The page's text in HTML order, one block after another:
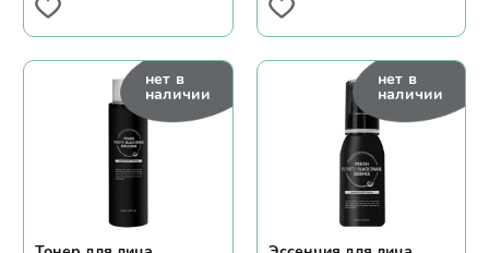
нет в
наличии
нет в
наличии